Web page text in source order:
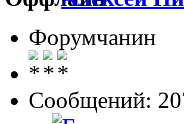
Форумчанин
Сообщений: